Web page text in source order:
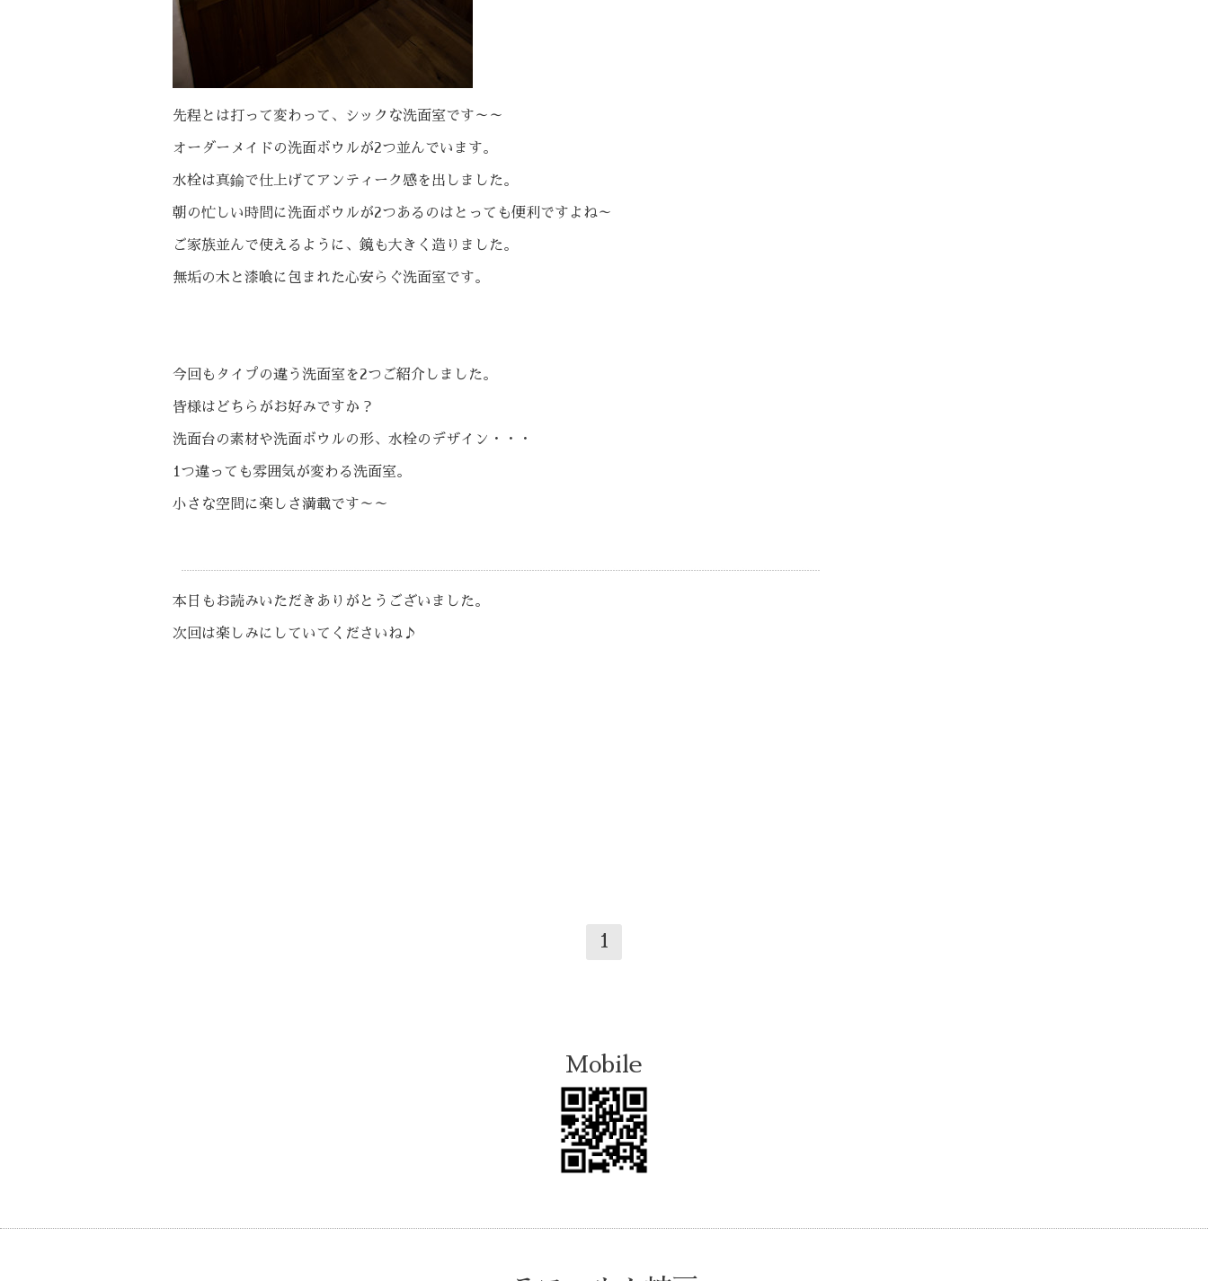
先程とは打って変わって、シックな洗面室です～～
オーダーメイドの洗面ボウルが2つ並んでいます。
水栓は真鍮で仕上げてアンティーク感を出しました。
朝の忙しい時間に洗面ボウルが2つあるのはとっても便利ですよね～
ご家族並んで使えるように、鏡も大きく造りました。
無垢の木と漆喰に包まれた心安らぐ洗面室です。
今回もタイプの違う洗面室を2つご紹介しました。
皆様はどちらがお好みですか？
洗面台の素材や洗面ボウルの形、水栓のデザイン・・・
1つ違っても雰囲気が変わる洗面室。
小さな空間に楽しさ満載です～～
本日もお読みいただきありがとうございました。
次回は楽しみにしていてくださいね♪
1
Mobile